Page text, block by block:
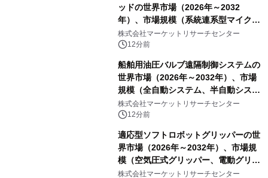
ッドの世界市場（2026年～2032
年）、市場規模（系統連系型マイクロ
グリッド、独立型マイクログリッ
ド）・分析レポートを発表
株式会社マーケットリサーチセンター
12分前
船舶用油圧バルブ遠隔制御システムの
世界市場（2026年～2032年）、市場
規模（全自動システム、半自動システ
ム）・分析レポートを発表
株式会社マーケットリサーチセンター
12分前
適応型ソフトロボットグリッパーの世
界市場（2026年～2032年）、市場規
模（空気圧式グリッパー、電動グリッ
パー）・分析レポートを発表
株式会社マーケットリサーチセンター